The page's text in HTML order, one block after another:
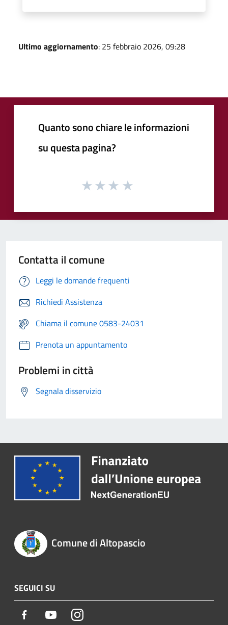
Ultimo aggiornamento: 25 febbraio 2026, 09:28
Quanto sono chiare le informazioni
su questa pagina?
Contatta il comune
Leggi le domande frequenti
Richiedi Assistenza
Chiama il comune 0583-24031
Prenota un appuntamento
Problemi in città
Segnala disservizio
Comune di Altopascio
SEGUICI SU
Facebook YoutubeInstagram